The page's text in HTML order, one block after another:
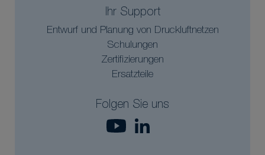
Ihr Support
Entwurf und Planung von Druckluftnetzen
Schulungen
Zertifizierungen
Ersatzteile
Folgen Sie uns